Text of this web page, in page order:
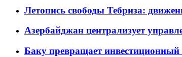
Летопись свободы Тебриза:
Азербайджан централизует
Баку превращает